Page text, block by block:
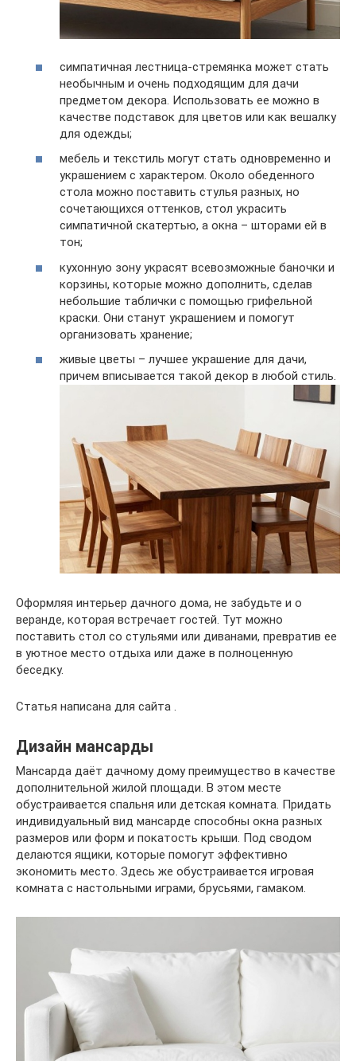
симпатичная лестница-стремянка может стать
необычным и очень подходящим для дачи
предметом декора. Использовать ее можно в
качестве подставок для цветов или как вешалку
для одежды;
мебель и текстиль могут стать одновременно и
украшением с характером. Около обеденного
стола можно поставить стулья разных, но
сочетающихся оттенков, стол украсить
симпатичной скатертью, а окна – шторами ей в
тон;
кухонную зону украсят всевозможные баночки и
корзины, которые можно дополнить, сделав
небольшие таблички с помощью грифельной
краски. Они станут украшением и помогут
организовать хранение;
живые цветы – лучшее украшение для дачи,
причем вписывается такой декор в любой стиль.
Оформляя интерьер дачного дома, не забудьте и о
веранде, которая встречает гостей. Тут можно
поставить стол со стульями или диванами, превратив ее
в уютное место отдыха или даже в полноценную
беседку.
Статья написана для сайта .
Дизайн мансарды
Мансарда даёт дачному дому преимущество в качестве
дополнительной жилой площади. В этом месте
обустраивается спальня или детская комната. Придать
индивидуальный вид мансарде способны окна разных
размеров или форм и покатость крыши. Под сводом
делаются ящики, которые помогут эффективно
экономить место. Здесь же обустраивается игровая
комната с настольными играми, брусьями, гамаком.